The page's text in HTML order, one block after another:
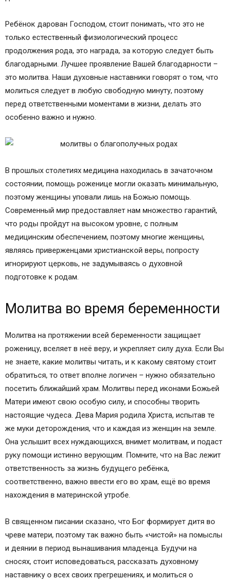
Ребёнок дарован Господом, стоит понимать, что это не
только естественный физиологический процесс
продолжения рода, это награда, за которую следует быть
благодарными. Лучшее проявление Вашей благодарности –
это молитва. Наши духовные наставники говорят о том, что
молиться следует в любую свободную минуту, поэтому
перед ответственными моментами в жизни, делать это
особенно важно и нужно.
В прошлых столетиях медицина находилась в зачаточном
состоянии, помощь роженице могли оказать минимальную,
поэтому женщины уповали лишь на Божью помощь.
Современный мир предоставляет нам множество гарантий,
что роды пройдут на высоком уровне, с полным
медицинским обеспечением, поэтому многие женщины,
являясь приверженцами христианской веры, попросту
игнорируют церковь, не задумываясь о духовной
подготовке к родам.
Молитва во время беременности
Молитва на протяжении всей беременности защищает
роженицу, вселяет в неё веру, и укрепляет силу духа. Если Вы
не знаете, какие молитвы читать, и к какому святому стоит
обратиться, то ответ вполне логичен – нужно обязательно
посетить ближайший храм. Молитвы перед иконами Божьей
Матери имеют свою особую силу, и способны творить
настоящие чудеса. Дева Мария родила Христа, испытав те
же муки деторождения, что и каждая из женщин на земле.
Она услышит всех нуждающихся, внимет молитвам, и подаст
руку помощи истинно верующим. Помните, что на Вас лежит
ответственность за жизнь будущего ребёнка,
соответственно, важно ввести его во храм, ещё во время
нахождения в материнской утробе.
В священном писании сказано, что Бог формирует дитя во
чреве матери, поэтому так важно быть «чистой» на помыслы
и деянии в период вынашивания младенца. Будучи на
сносях, стоит исповедоваться, рассказать духовному
наставнику о всех своих прегрешениях, и молиться о